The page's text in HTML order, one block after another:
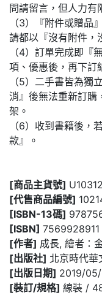
問請留言，但人力有
（3）『附件或贈品
請都以『沒有附件，
（4）訂單完成即『
項、優惠後，再下訂
（5）二手書皆為獨
消』後無法重新訂購
架。
（6）收到書籍後，
款』。
[商品主貨號]
[代售商品編號]
[ISBN-13碼]
[ISBN] 7569928911
[作者] 成長, 繪者：
[出版社] 北京時代華
[出版日期] 2019/05/
[裝訂/規格] 線裝 /